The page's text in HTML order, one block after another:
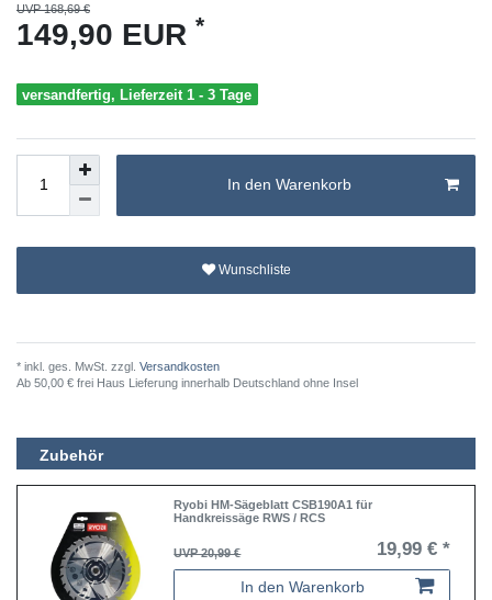
UVP 168,69 €
149,90 EUR *
versandfertig, Lieferzeit 1 - 3 Tage
In den Warenkorb
Wunschliste
* inkl. ges. MwSt. zzgl. Versandkosten
Ab 50,00 € frei Haus Lieferung innerhalb Deutschland ohne Insel
Zubehör
Ryobi HM-Sägeblatt CSB190A1 für
Handkreissäge RWS / RCS
UVP 20,99 € 19,99 € *
In den Warenkorb